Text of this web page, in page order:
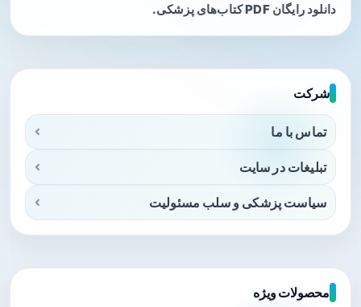
دانلود رایگان PDF کتاب‌های پزشکی.
شرکت
تماس با ما
تبلیغات در سایت
سیاست پزشکی و سلب مسئولیت
محصولات ویژه